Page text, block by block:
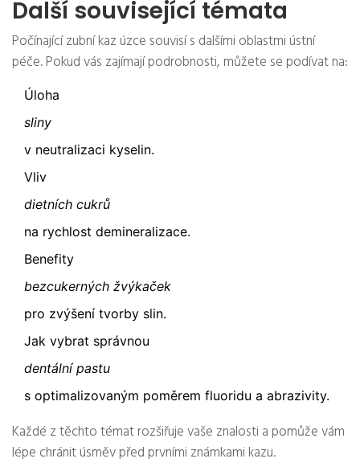
Další související témata
Počínající zubní kaz úzce souvisí s dalšími oblastmi ústní
péče. Pokud vás zajímají podrobnosti, můžete se podívat na:
Úloha
sliny
v neutralizaci kyselin.
Vliv
dietních cukrů
na rychlost demineralizace.
Benefity
bezcukerných žvýkaček
pro zvýšení tvorby slin.
Jak vybrat správnou
dentální pastu
s optimalizovaným poměrem fluoridu a abrazivity.
Každé z těchto témat rozšiřuje vaše znalosti a pomůže vám
lépe chránit úsměv před prvními známkami kazu.